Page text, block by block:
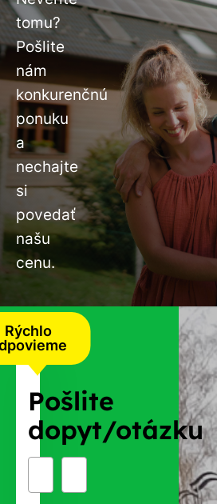
tomu?
Pošlite
nám
konkurenčnú
ponuku
a
nechajte
si
povedať
našu
cenu.
Rýchlo
Pošlite
dopyt/otázku